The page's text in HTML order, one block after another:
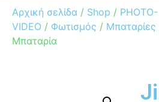
Αρχική σελίδα / Shop / PHOTO-
VIDEO / Φωτισμός / Μπαταρίες
Μπαταρία